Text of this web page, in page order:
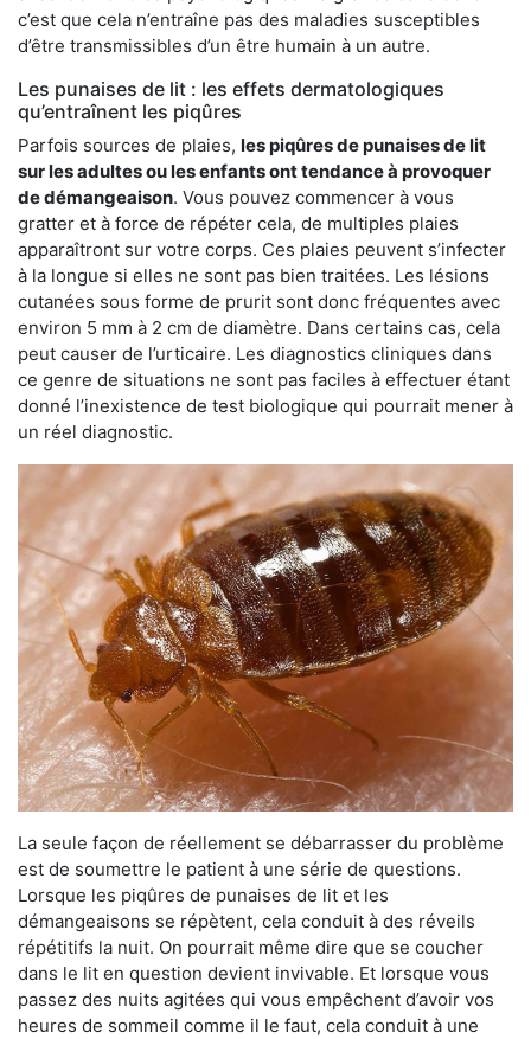
c’est que cela n’entraîne pas des maladies susceptibles
d’être transmissibles d’un être humain à un autre.
Les punaises de lit : les effets dermatologiques
qu’entraînent les piqûres
Parfois sources de plaies, les piqûres de punaises de lit
sur les adultes ou les enfants ont tendance à provoquer
de démangeaison. Vous pouvez commencer à vous
gratter et à force de répéter cela, de multiples plaies
apparaîtront sur votre corps. Ces plaies peuvent s’infecter
à la longue si elles ne sont pas bien traitées. Les lésions
cutanées sous forme de prurit sont donc fréquentes avec
environ 5 mm à 2 cm de diamètre. Dans certains cas, cela
peut causer de l’urticaire. Les diagnostics cliniques dans
ce genre de situations ne sont pas faciles à effectuer étant
donné l’inexistence de test biologique qui pourrait mener à
un réel diagnostic.
La seule façon de réellement se débarrasser du problème
est de soumettre le patient à une série de questions.
Lorsque les piqûres de punaises de lit et les
démangeaisons se répètent, cela conduit à des réveils
répétitifs la nuit. On pourrait même dire que se coucher
dans le lit en question devient invivable. Et lorsque vous
passez des nuits agitées qui vous empêchent d’avoir vos
heures de sommeil comme il le faut, cela conduit à une